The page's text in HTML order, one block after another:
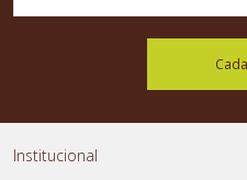
Institucional